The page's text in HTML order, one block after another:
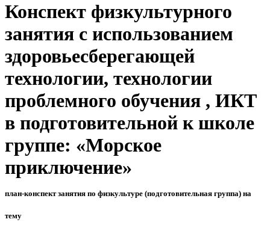
Конспект физкультурного
занятия с использованием
здоровьесберегающей
технологии, технологии
проблемного обучения , ИКТ
в подготовительной к школе
группе: «Морское
приключение»
план-конспект занятия по физкультуре (подготовительная группа) на
тему